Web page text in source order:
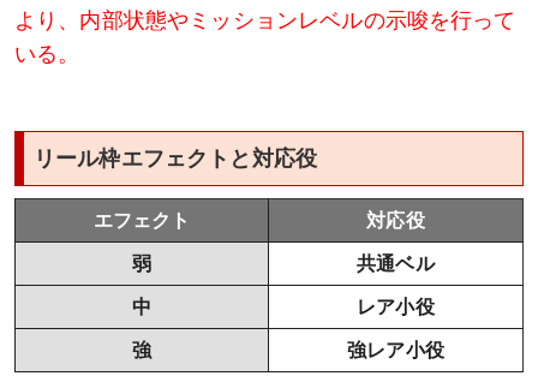
より、内部状態やミッションレベルの示唆を行って
いる。
リール枠エフェクトと対応役
エフェクト 対応役
弱 共通ベル
中 レア小役
強 強レア小役